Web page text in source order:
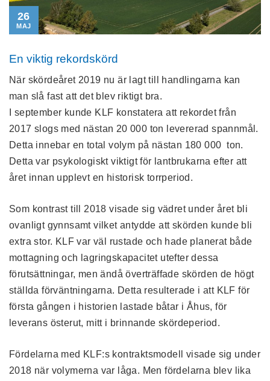
26
MAJ
En viktig rekordskörd
När skördeåret 2019 nu är lagt till handlingarna kan
man slå fast att det blev riktigt bra.
I september kunde KLF konstatera att rekordet från
2017 slogs med nästan 20 000 ton levererad spannmål.
Detta innebar en total volym på nästan 180 000 ton.
Detta var psykologiskt viktigt för lantbrukarna efter att
året innan upplevt en historisk torrperiod.
Som kontrast till 2018 visade sig vädret under året bli
ovanligt gynnsamt vilket antydde att skörden kunde bli
extra stor. KLF var väl rustade och hade planerat både
mottagning och lagringskapacitet utefter dessa
förutsättningar, men ändå överträffade skörden de högt
ställda förväntningarna. Detta resulterade i att KLF för
första gången i historien lastade båtar i Åhus, för
leverans österut, mitt i brinnande skördeperiod.
Fördelarna med KLF:s kontraktsmodell visade sig under
2018 när volymerna var låga. Men fördelarna blev lika